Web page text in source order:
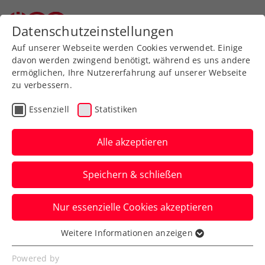
Zurück zur Newsübersicht
Turniere
Generali Open Kitzbühel
2023 mit bunter
Mischung und Ofner im
Hauptbewerb
Die Nennliste beim ATP-250-
Sandplatzturnier in den Tiroler Bergen ist
mittlerweile bekannt.
Datenschutzeinstellungen
Auf unserer Webseite werden Cookies verwendet. Einige
davon werden zwingend benötigt, während es uns andere
ermöglichen, Ihre Nutzererfahrung auf unserer Webseite
zu verbessern.
Essenziell Statistiken
Alle akzeptieren
Speichern & schließen
Nur essenzielle Cookies akzeptieren
Essenziell
Essenzielle Cookies werden für grundlegende
Weitere Informationen anzeigen
Powered by